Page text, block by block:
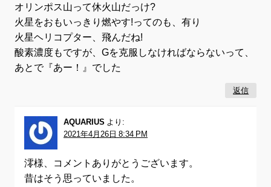
オリンポス山って休火山だっけ?
火星をおもいっきり燃やす!ってのも、有り
火星ヘリコプター、飛んだね!
酸素濃度もですが、Gを克服しなければならないって、
あとで『あー！』でした
返信
AQUARIUS より:
2021年4月26日 8:34 PM
澪様、コメントありがとうございます。
昔はそう思っていました。